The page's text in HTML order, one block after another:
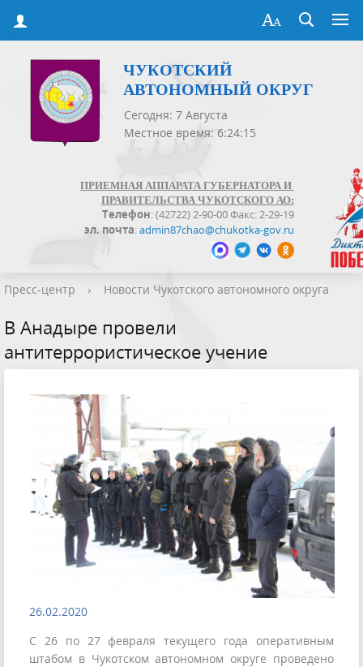
ЧУКОТСКИЙ
АВТОНОМНЫЙ ОКРУГ
Сегодня: 7 Августа
Местное время: 6:24:15
ПРИЕМНАЯ АППАРАТА ГУБЕРНАТОРА И
ПРАВИТЕЛЬСТВА ЧУКОТСКОГО АО:
Телефон: (42722) 2-90-00 Факс: 2-29-19
эл. почта:admin87chao@chukotka-gov.ru
Пресс-центр › Новости Чукотского автономного округа
В Анадыре провели
антитеррористическое учение
26.02.2020
С 26 по 27 февраля текущего года оперативным
штабом в Чукотском автономном округе проведено